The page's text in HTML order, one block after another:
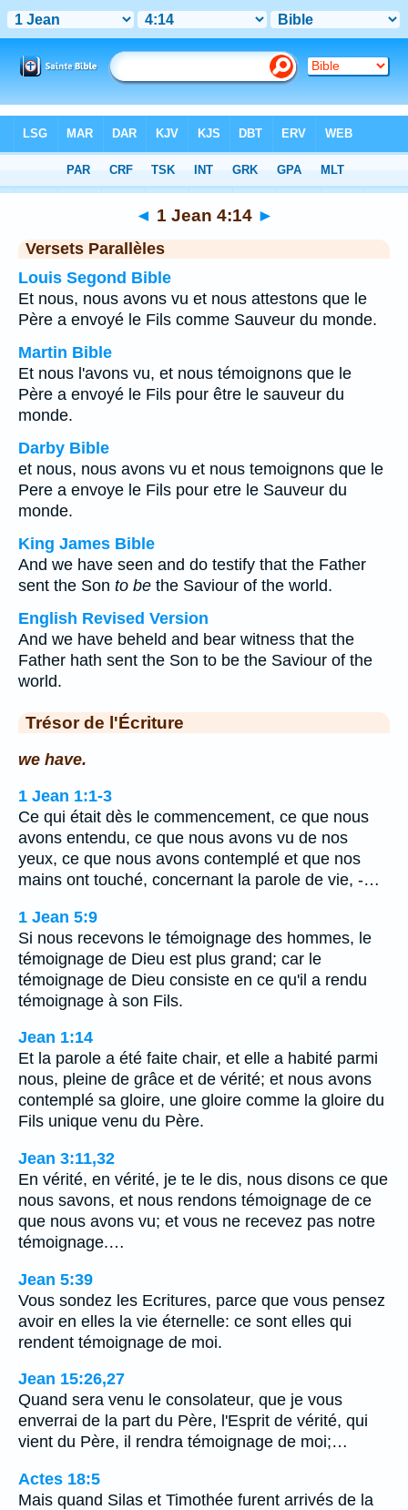
Chapitre 4> Verset 14
◄ 1 Jean 4:14 ►
Versets Parallèles
Louis Segond Bible
Et nous, nous avons vu et nous attestons que le
Père a envoyé le Fils comme Sauveur du monde.
Martin Bible
Et nous l'avons vu, et nous témoignons que le
Père a envoyé le Fils pour être le sauveur du
monde.
Darby Bible
et nous, nous avons vu et nous temoignons que le
Pere a envoye le Fils pour etre le Sauveur du
monde.
King James Bible
And we have seen and do testify that the Father
sent the Son to be the Saviour of the world.
English Revised Version
And we have beheld and bear witness that the
Father hath sent the Son to be the Saviour of the
world.
Trésor de l'Écriture
we have.
1 Jean 1:1-3
Ce qui était dès le commencement, ce que nous
avons entendu, ce que nous avons vu de nos
yeux, ce que nous avons contemplé et que nos
mains ont touché, concernant la parole de vie, -…
1 Jean 5:9
Si nous recevons le témoignage des hommes, le
témoignage de Dieu est plus grand; car le
témoignage de Dieu consiste en ce qu'il a rendu
témoignage à son Fils.
Jean 1:14
Et la parole a été faite chair, et elle a habité parmi
nous, pleine de grâce et de vérité; et nous avons
contemplé sa gloire, une gloire comme la gloire du
Fils unique venu du Père.
Jean 3:11,32
En vérité, en vérité, je te le dis, nous disons ce que
nous savons, et nous rendons témoignage de ce
que nous avons vu; et vous ne recevez pas notre
témoignage.…
Jean 5:39
Vous sondez les Ecritures, parce que vous pensez
avoir en elles la vie éternelle: ce sont elles qui
rendent témoignage de moi.
Jean 15:26,27
Quand sera venu le consolateur, que je vous
enverrai de la part du Père, l'Esprit de vérité, qui
vient du Père, il rendra témoignage de moi;…
Actes 18:5
Mais quand Silas et Timothée furent arrivés de la